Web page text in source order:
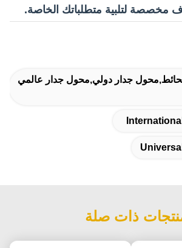
مخصصة لتلبية متطلباتك الخاصة.
جدار دولي,محول جدار عالمي
ذات صلة